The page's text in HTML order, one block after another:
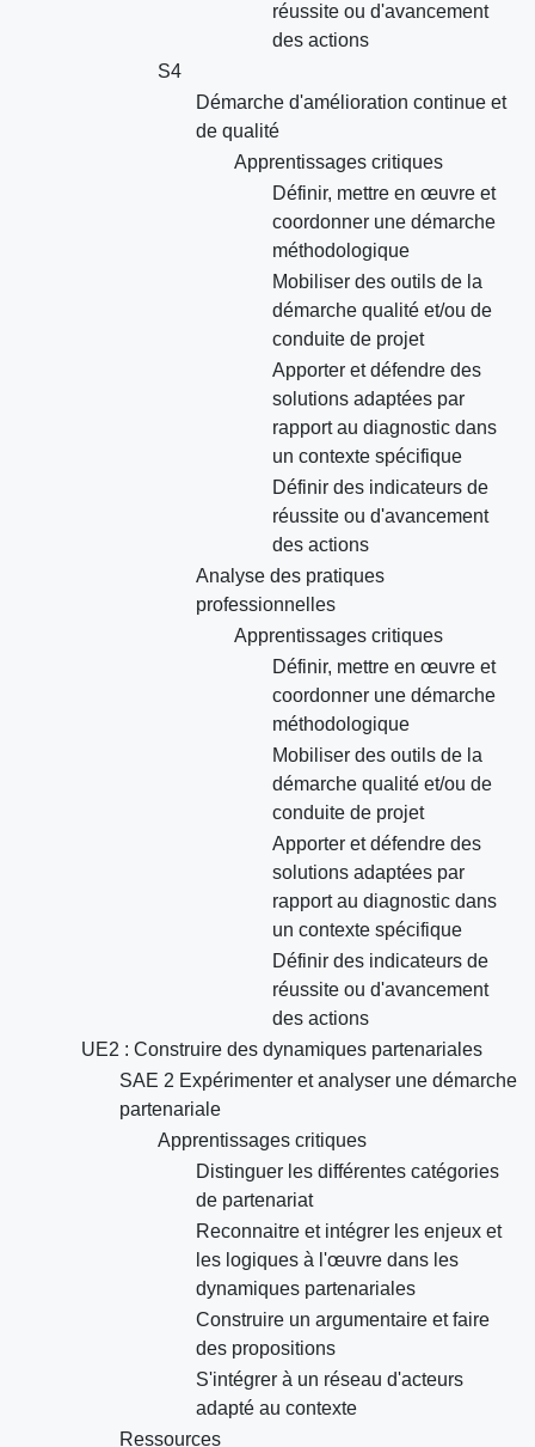
réussite ou d'avancement
des actions
S4
Démarche d'amélioration continue et
de qualité
Apprentissages critiques
Définir, mettre en œuvre et
coordonner une démarche
méthodologique
Mobiliser des outils de la
démarche qualité et/ou de
conduite de projet
Apporter et défendre des
solutions adaptées par
rapport au diagnostic dans
un contexte spécifique
Définir des indicateurs de
réussite ou d'avancement
des actions
Analyse des pratiques
professionnelles
Apprentissages critiques
Définir, mettre en œuvre et
coordonner une démarche
méthodologique
Mobiliser des outils de la
démarche qualité et/ou de
conduite de projet
Apporter et défendre des
solutions adaptées par
rapport au diagnostic dans
un contexte spécifique
Définir des indicateurs de
réussite ou d'avancement
des actions
UE2 : Construire des dynamiques partenariales
SAE 2 Expérimenter et analyser une démarche
partenariale
Apprentissages critiques
Distinguer les différentes catégories
de partenariat
Reconnaitre et intégrer les enjeux et
les logiques à l'œuvre dans les
dynamiques partenariales
Construire un argumentaire et faire
des propositions
S'intégrer à un réseau d'acteurs
adapté au contexte
Ressources